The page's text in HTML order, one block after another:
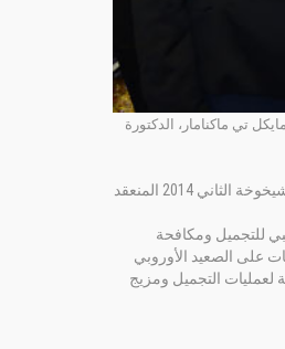
تي ماكنامار، الدكتورة
يعتبر جهاز بيوبترون هو المستفيد الأول والجهاز الأفضل لمكافحة الشيخوخة خلال المؤتمر الأوروبي الطبي للتجميل ومكافحة الشيخوخة الثاني 2014 المنعقد
للتجميل ومكافحة
ومكافحة الشيخوخة 2014 مطوراً لتلبية الاحتياجات على الصعيد الأوروبي
لعمليات التجميل ومزيج